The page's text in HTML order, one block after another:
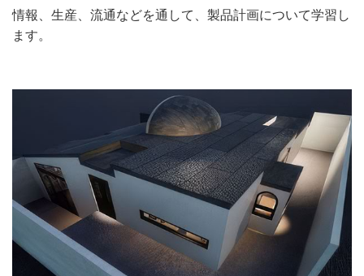
情報、生産、流通などを通して、製品計画について学習し
ます。